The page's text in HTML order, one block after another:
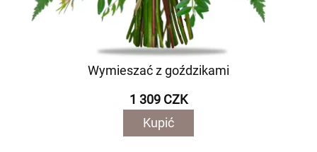
Wymieszać z goździkami
1 309 CZK
Kupić